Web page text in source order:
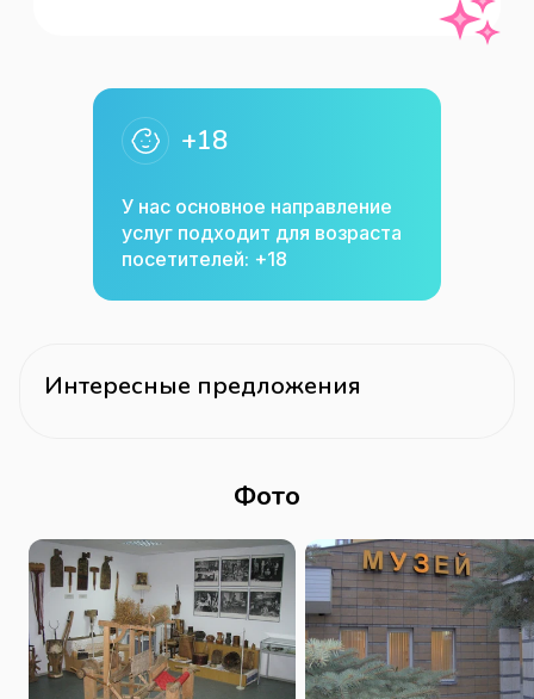
+18
У нас основное направление
услуг подходит для возраста
посетителей: +18
Интересные предложения
Фото